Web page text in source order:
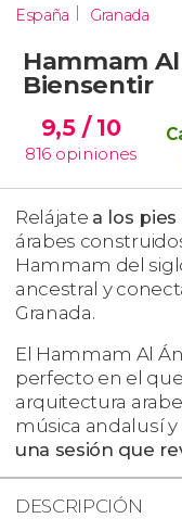
España Granada
Hammam
Biensentir
9,5 / 10
816 opiniones
Relájate a los
árabes
Hammam del
ancestral y
Granada.
El Hammam Al
perfecto en el
arquitectura
música andalusí y
una sesión que
DESCRIPCIÓN